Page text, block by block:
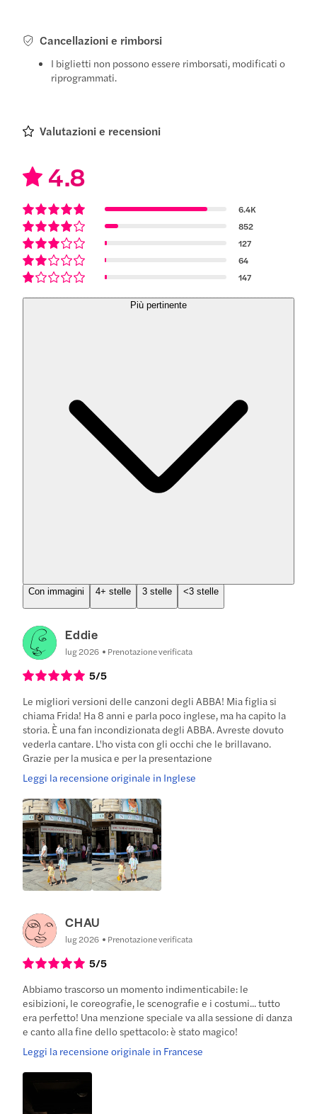
Cancellazioni e rimborsi
I biglietti non possono essere rimborsati, modificati o
riprogrammati.
Valutazioni e recensioni
4.8
6.4K
852
127
64
147
Più pertinente
Con immagini 4+ stelle 3 stelle <3 stelle
Eddie
lug 2026 Prenotazione verificata
5/5
Le migliori versioni delle canzoni degli ABBA! Mia figlia si
chiama Frida! Ha 8 anni e parla poco inglese, ma ha capito la
storia. È una fan incondizionata degli ABBA. Avreste dovuto
vederla cantare. L'ho vista con gli occhi che le brillavano.
Grazie per la musica e per la presentazione
Leggi la recensione originale in Inglese
CHAU
lug 2026 Prenotazione verificata
5/5
Abbiamo trascorso un momento indimenticabile: le
esibizioni, le coreografie, le scenografie e i costumi... tutto
era perfetto! Una menzione speciale va alla sessione di danza
e canto alla fine dello spettacolo: è stato magico!
Leggi la recensione originale in Francese